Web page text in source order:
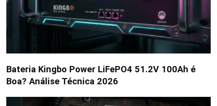
Bateria Kingbo Power LiFePO4 51.2V 100Ah é
Boa? Análise Técnica 2026